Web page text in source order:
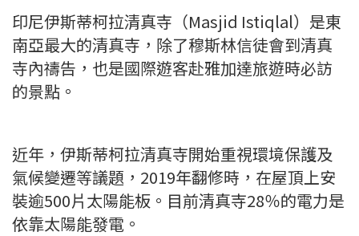
印尼伊斯蒂柯拉清真寺（Masjid Istiqlal）是東
南亞最大的清真寺，除了穆斯林信徒會到清真
寺內禱告，也是國際遊客赴雅加達旅遊時必訪
的景點。
近年，伊斯蒂柯拉清真寺開始重視環境保護及
氣候變遷等議題，2019年翻修時，在屋頂上安
裝逾500片太陽能板。目前清真寺28％的電力是
依靠太陽能發電。